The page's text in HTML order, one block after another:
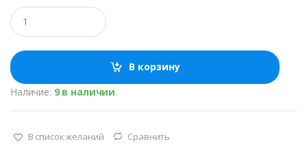
К
о
л
ч
е
с
т
в
В корзину
Наличие: 9 в наличии
В список желаний Сравнить